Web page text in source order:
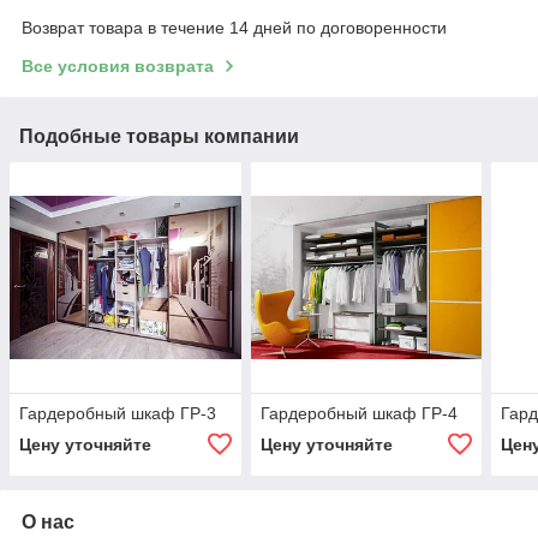
Возврат товара в течение 14 дней по договоренности
Все условия возврата
Подобные товары компании
Гардеробный шкаф ГР-3
Цену уточняйте
Гардеробный шкаф ГР-4
Цену уточняйте
О нас